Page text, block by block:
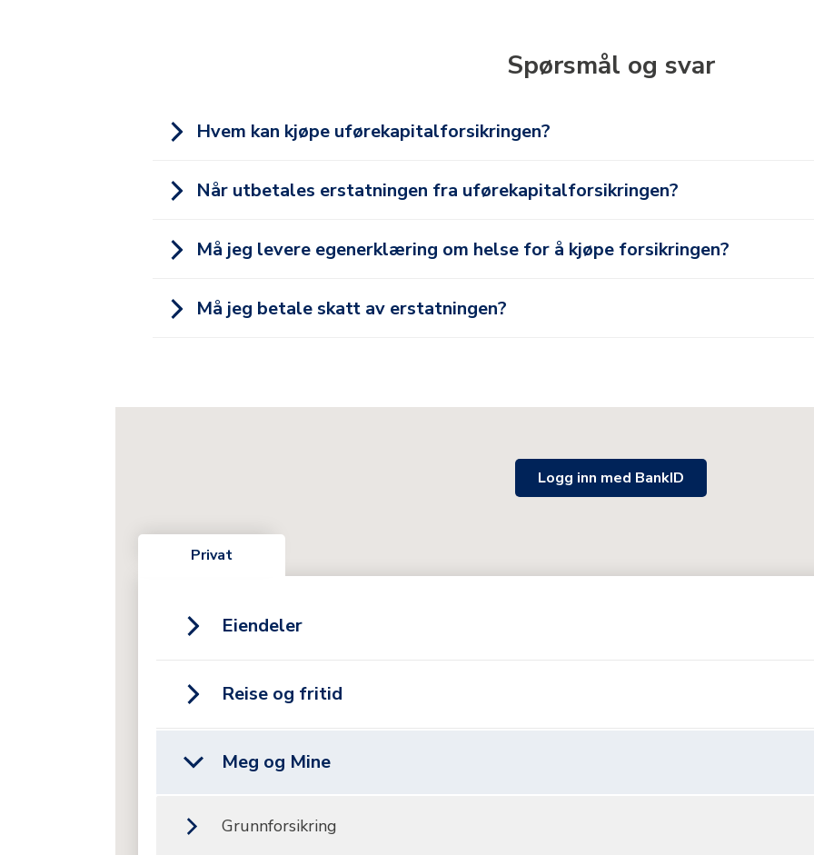
Spørsmål og svar
Hvem kan kjøpe uførekapitalforsikringen?
Når utbetales erstatningen fra uførekapitalforsikringen?
Må jeg levere egenerklæring om helse for å kjøpe forsikringen?
Må jeg betale skatt av erstatningen?
Logg inn med BankID
Privat
Eiendeler
Innboforsikring
Reise og fritid
Reiseforsikring
Meg og Mine
Grunnforsikring